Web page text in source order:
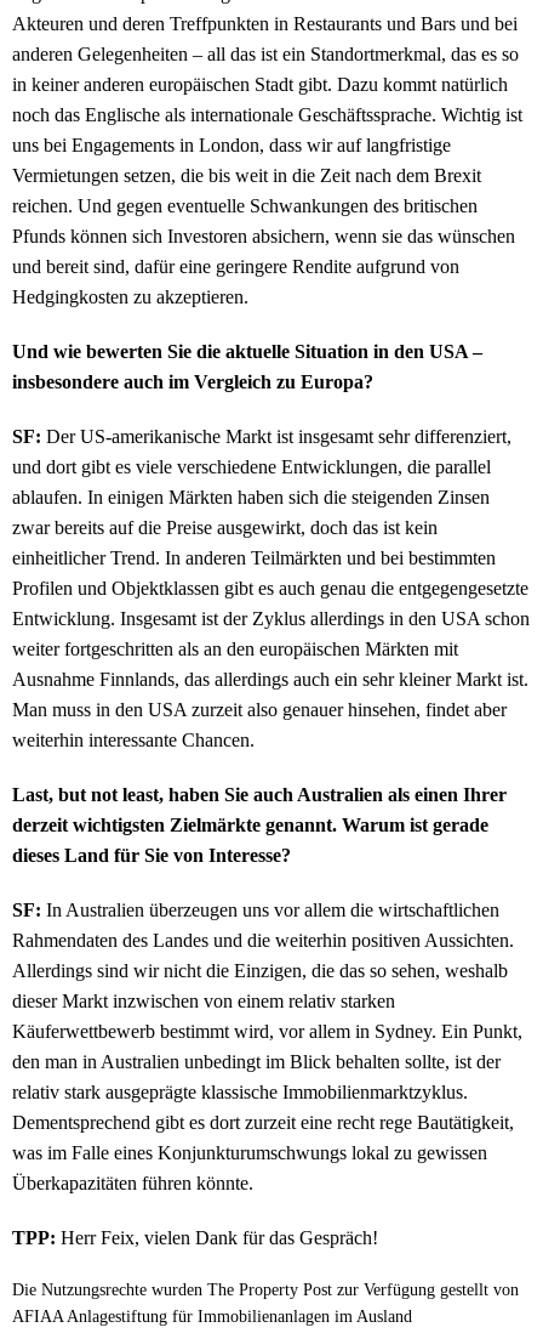
Akteuren und deren Treffpunkten in Restaurants und Bars und bei
anderen Gelegenheiten – all das ist ein Standortmerkmal, das es so
in keiner anderen europäischen Stadt gibt. Dazu kommt natürlich
noch das Englische als internationale Geschäftssprache. Wichtig ist
uns bei Engagements in London, dass wir auf langfristige
Vermietungen setzen, die bis weit in die Zeit nach dem Brexit
reichen. Und gegen eventuelle Schwankungen des britischen
Pfunds können sich Investoren absichern, wenn sie das wünschen
und bereit sind, dafür eine geringere Rendite aufgrund von
Hedgingkosten zu akzeptieren.
Und wie bewerten Sie die aktuelle Situation in den USA –
insbesondere auch im Vergleich zu Europa?
SF: Der US-amerikanische Markt ist insgesamt sehr differenziert,
und dort gibt es viele verschiedene Entwicklungen, die parallel
ablaufen. In einigen Märkten haben sich die steigenden Zinsen
zwar bereits auf die Preise ausgewirkt, doch das ist kein
einheitlicher Trend. In anderen Teilmärkten und bei bestimmten
Profilen und Objektklassen gibt es auch genau die entgegengesetzte
Entwicklung. Insgesamt ist der Zyklus allerdings in den USA schon
weiter fortgeschritten als an den europäischen Märkten mit
Ausnahme Finnlands, das allerdings auch ein sehr kleiner Markt ist.
Man muss in den USA zurzeit also genauer hinsehen, findet aber
weiterhin interessante Chancen.
Last, but not least, haben Sie auch Australien als einen Ihrer
derzeit wichtigsten Zielmärkte genannt. Warum ist gerade
dieses Land für Sie von Interesse?
SF: In Australien überzeugen uns vor allem die wirtschaftlichen
Rahmendaten des Landes und die weiterhin positiven Aussichten.
Allerdings sind wir nicht die Einzigen, die das so sehen, weshalb
dieser Markt inzwischen von einem relativ starken
Käuferwettbewerb bestimmt wird, vor allem in Sydney. Ein Punkt,
den man in Australien unbedingt im Blick behalten sollte, ist der
relativ stark ausgeprägte klassische Immobilienmarktzyklus.
Dementsprechend gibt es dort zurzeit eine recht rege Bautätigkeit,
was im Falle eines Konjunkturumschwungs lokal zu gewissen
Überkapazitäten führen könnte.
TPP: Herr Feix, vielen Dank für das Gespräch!
Die Nutzungsrechte wurden The Property Post zur Verfügung gestellt von
AFIAA Anlagestiftung für Immobilienanlagen im Ausland